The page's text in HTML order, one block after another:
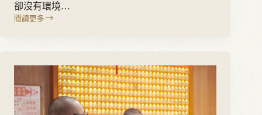
卻沒有環境…
閱讀更多
葉